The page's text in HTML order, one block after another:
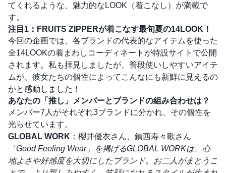
てくれるような、魅力的なLOOK（着こなし）が満載で
す。
注目1：FRUITS ZIPPERが着こなす最旬夏の14LOOK！
今回の企画では、各ブランドの代表的なアイテムを使った
全14LOOKの着まわしコーディネートが特設サイトで公開
されます。私も拝見しましたが、普段使いしやすいアイテ
ムが、彼女たちの個性によってこんなにも新鮮に見えるの
かと感動しました！
あなたの「推し」メンバーとブランドの組み合わせは？
メンバー7人がそれぞれ3ブランドに分かれ、その個性を
光らせています。
GLOBAL WORK ：櫻井優衣さん、鎮西寿々歌さん
「Good Feeling Wear」を掲げるGLOBAL WORKは、心
地よさや好感度を大切にしたブランド。お二人がまとうこ